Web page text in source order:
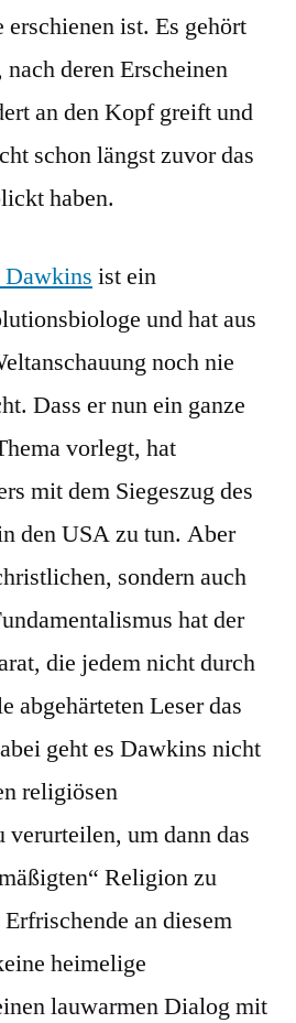
erschienen ist. Es gehört
deren Erscheinen
an den Kopf greift und
schon längst zuvor das
haben.
ist ein
und hat aus
noch nie
Dass er nun ein ganze
vorlegt, hat
mit dem Siegeszug des
den USA zu tun. Aber
sondern auch
hat der
die jedem nicht durch
abgehärteten Leser das
geht es Dawkins nicht
religiösen
verurteilen, um dann das
Religion zu
an diesem
heimelige
lauwarmen Dialog mit